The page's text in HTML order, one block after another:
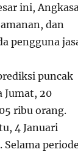
ini,
dan
pengguna
puncak
Jumat, 20
ribu orang.
4 Januari